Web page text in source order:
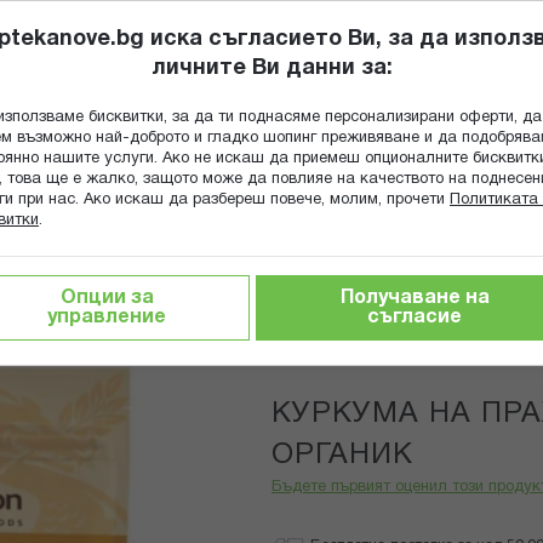
Търсене
ПОПИТАЙ
ГРИЖА ЗА МАЙКАТА И ДЕТЕТО ХРАНИТЕЛНИ ДОБАВКИ
Dragon
КУРКУМА НА
ОРГАНИК
Бъдете първият оценил този
иска съгласието Ви, за да
личните Ви данни за:
бисквитки, за да ти поднасяме персонализирани оферти, да
възможно най-доброто и гладко шопинг преживяване и да
нашите услуги. Ако не искаш да приемеш опционалните
това ще е жалко, защото може да повлияе на качеството на
при нас. Ако искаш да разбереш повече, молим, прочети
Политиката
.
Опции за
управление
Получаване на
съгласие